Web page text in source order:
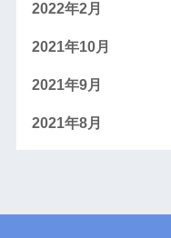
2022年2月
2021年10月
2021年9月
2021年8月